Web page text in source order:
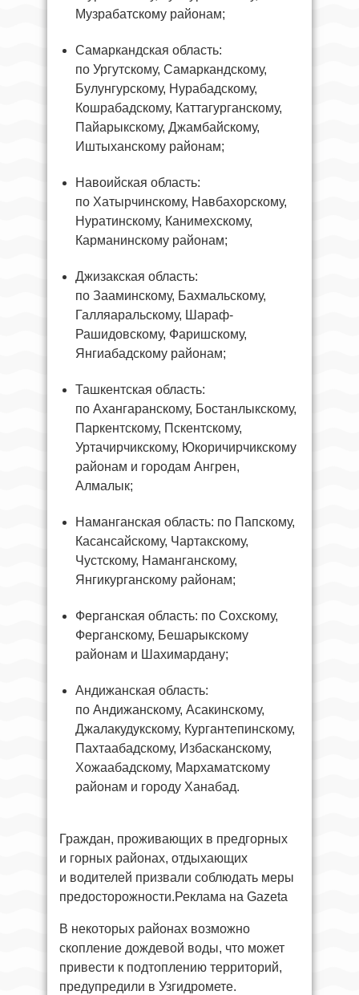
Музрабатскому районам;
Самаркандская область:
по Ургутскому, Самаркандскому,
Булунгурскому, Нурабадскому,
Кошрабадскому, Каттагурганскому,
Пайарыкскому, Джамбайскому,
Иштыханскому районам;
Навоийская область:
по Хатырчинскому, Навбахорскому,
Нуратинскому, Канимехскому,
Карманинскому районам;
Джизакская область:
по Зааминскому, Бахмальскому,
Галляаральскому, Шараф-
Рашидовскому, Фаришскому,
Янгиабадскому районам;
Ташкентская область:
по Ахангаранскому, Бостанлыкскому,
Паркентскому, Пскентскому,
Уртачирчикскому, Юкоричирчикскому
районам и городам Ангрен,
Алмалык;
Наманганская область: по Папскому,
Касансайскому, Чартакскому,
Чустскому, Наманганскому,
Янгикурганскому районам;
Ферганская область: по Сохскому,
Ферганскому, Бешарыкскому
районам и Шахимардану;
Андижанская область:
по Андижанскому, Асакинскому,
Джалакудукскому, Кургантепинскому,
Пахтаабадскому, Избасканскому,
Хожаабадскому, Мархаматскому
районам и городу Ханабад.
Граждан, проживающих в предгорных
и горных районах, отдыхающих
и водителей призвали соблюдать меры
предосторожности.Реклама на Gazeta
В некоторых районах возможно
скопление дождевой воды, что может
привести к подтоплению территорий,
предупредили в Узгидромете.